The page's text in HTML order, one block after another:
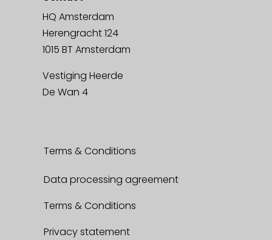
HQ Amsterdam
Herengracht 124
1015 BT Amsterdam
Vestiging Heerde
De Wan 4
Terms & Conditions
Data processing agreement
Terms & Conditions
Privacy statement